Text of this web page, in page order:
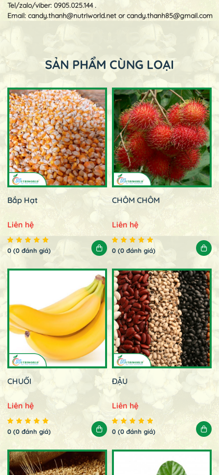
Tel/zalo/viber: 0905.025.144 .
Email: candy.thanh@nutriworld.net orcandy.thanh85@gmail.com
SẢN PHẨM CÙNG LOẠI
Bắp Hạt
Liên hệ
0 (0 đánh giá)
CHÔM CHÔM
Liên hệ
0 (0 đánh giá)
CHUỐI
Liên hệ
0 (0 đánh giá)
ĐẬU
Liên hệ
0 (0 đánh giá)